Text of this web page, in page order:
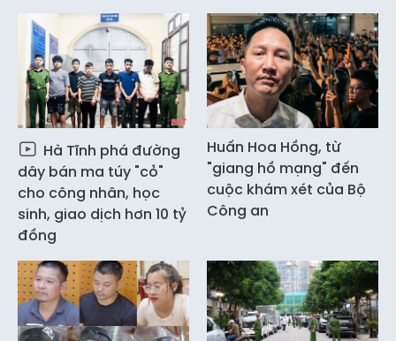
Hà Tĩnh phá đường
dây bán ma túy "cỏ"
cho công nhân, học
sinh, giao dịch hơn 10 tỷ
đồng
Huấn Hoa Hồng, từ
"giang hồ mạng" đến
cuộc khám xét của Bộ
Công an